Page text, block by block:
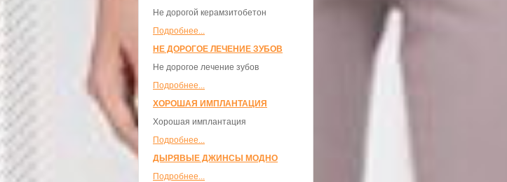
Не дорогой керамзитобетон
Подробнее...
НЕ ДОРОГОЕ ЛЕЧЕНИЕ ЗУБОВ
Не дорогое лечение зубов
Подробнее...
ХОРОШАЯ ИМПЛАНТАЦИЯ
Хорошая имплантация
Подробнее...
ДЫРЯВЫЕ ДЖИНСЫ МОДНО
Подробнее...